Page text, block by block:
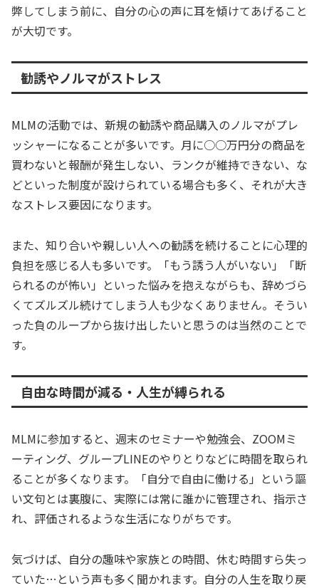
弊してしまう前に、自分の心の声に耳を傾けてあげること
が大切です。
勧誘やノルマがストレス
MLMの活動では、新規の勧誘や商品購入のノルマがプレ
ッシャーになることが多いです。月に○○万円分の商品を
買わないと報酬が発生しない、ランクが維持できない、な
どといった制度が設けられている場合も多く、それが大き
なストレス要因になります。
また、知り合いや親しい人への勧誘を続けることに心理的
負担を感じる人も多いです。「もう誘う人がいない」「断
られるのが怖い」といった悩みを抱えながらも、辞めづら
くてズルズル続けてしまう人も少なくありません。そうい
った負のループから抜け出したいと思うのは当然のことで
す。
自由な時間が減る・人生が縛られる
MLMに参加すると、週末のセミナーや勉強会、ZOOMミ
ーティング、グループLINEのやりとりなどに時間を取られ
ることが多くなります。「自分で自由に働ける」という謳
い文句とは裏腹に、実際には常に誰かに管理され、指示さ
れ、評価されるような生活になりがちです。
気づけば、自分の趣味や家族との時間、休む時間すら失っ
ていた…という声も多く聞かれます。自分の人生を取り戻